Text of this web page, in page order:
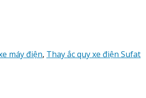
máy điện, Thay ắc quy xe điện Sufat